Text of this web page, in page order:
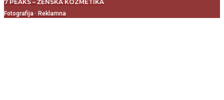
7 PEAKS – ŽENSKA KOZMETIKA
Fotografija · Reklamna